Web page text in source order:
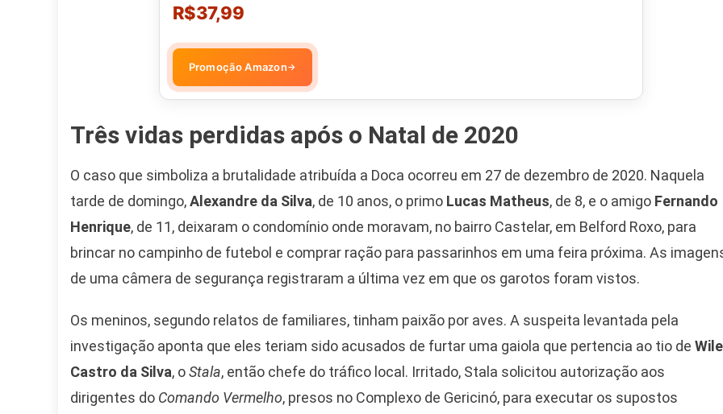
R$37,99
Promoção Amazon→
Três vidas perdidas após o Natal de 2020
O caso que simboliza a brutalidade atribuída a Doca ocorreu em 27 de dezembro de 2020. Naquela
tarde de domingo,Alexandre da Silva, de 10 anos, o primo Lucas Matheus, de 8, e o amigo Fernando
Henrique, de 11, deixaram o condomínio onde moravam, no bairro Castelar, em Belford Roxo, para
brincar no campinho de futebol e comprar ração para passarinhos em uma feira próxima. As
de uma câmera de segurança registraram a última vez em que os garotos foram vistos.
Os meninos, segundo relatos de familiares, tinham paixão por aves. A suspeita levantada pela
investigação aponta que eles teriam sido acusados de furtar uma gaiola que pertencia ao tio de
Castro da Silva, oStala, então chefe do tráfico local. Irritado, Stala solicitou autorização aos
dirigentes do Comando Vermelho, presos no Complexo de Gericinó, para executar os supostos